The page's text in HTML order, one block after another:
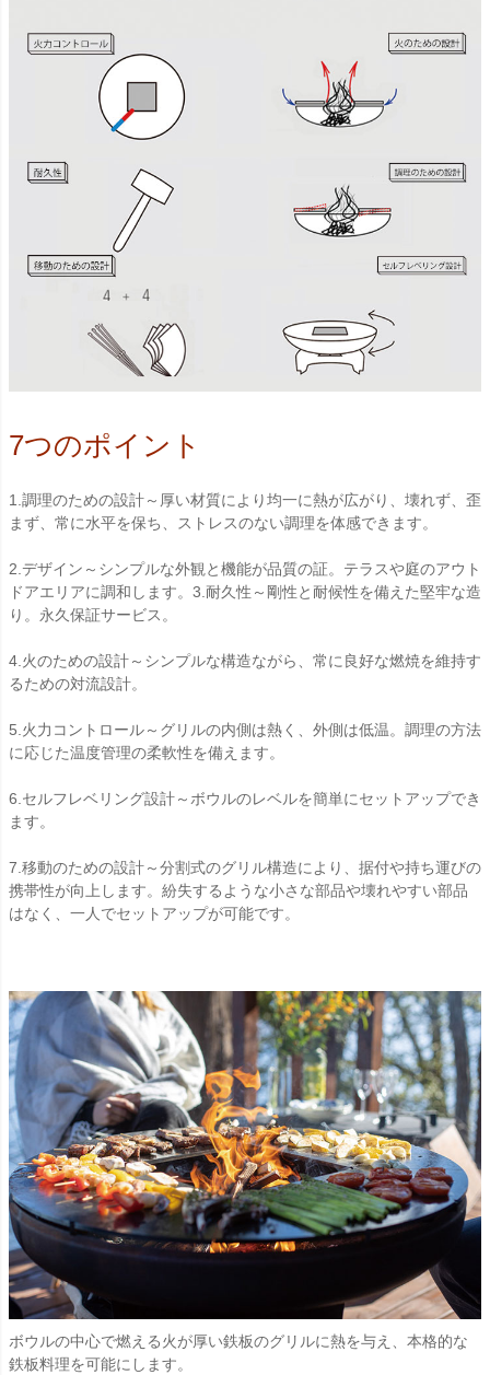
7つのポイント
1.調理のための設計～厚い材質により均一に熱が広がり、壊れず、歪
まず、常に水平を保ち、ストレスのない調理を体感できます。
2.デザイン～シンプルな外観と機能が品質の証。テラスや庭のアウト
ドアエリアに調和します。3.耐久性～剛性と耐候性を備えた堅牢な造
り。永久保証サービス。
4.火のための設計～シンプルな構造ながら、常に良好な燃焼を維持す
るための対流設計。
5.火力コントロール～グリルの内側は熱く、外側は低温。調理の方法
に応じた温度管理の柔軟性を備えます。
6.セルフレベリング設計～ボウルのレベルを簡単にセットアップでき
ます。
7.移動のための設計～分割式のグリル構造により、据付や持ち運びの
携帯性が向上します。紛失するような小さな部品や壊れやすい部品
はなく、一人でセットアップが可能です。
ボウルの中心で燃える火が厚い鉄板のグリルに熱を与え、本格的な
鉄板料理を可能にします。